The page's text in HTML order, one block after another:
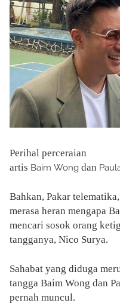
Perihal perceraian
artis Baim Wong dan
Bahkan, Pakar
merasa heran mengapa
mencari sosok orang
tangganya, Nico Surya.
Sahabat yang diduga
tangga Baim Wong dan
pernah muncul.